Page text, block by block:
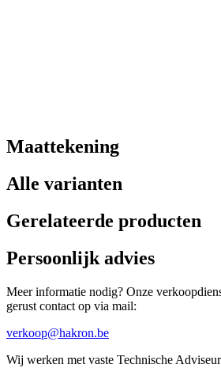
Maattekening
Alle varianten
Gerelateerde producten
Persoonlijk advies
Meer informatie nodig? Onze
gerust contact op via mail:
verkoop@hakron.be
Wij werken met vaste Technische